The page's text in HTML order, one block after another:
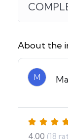
About the
M
4.00 (18